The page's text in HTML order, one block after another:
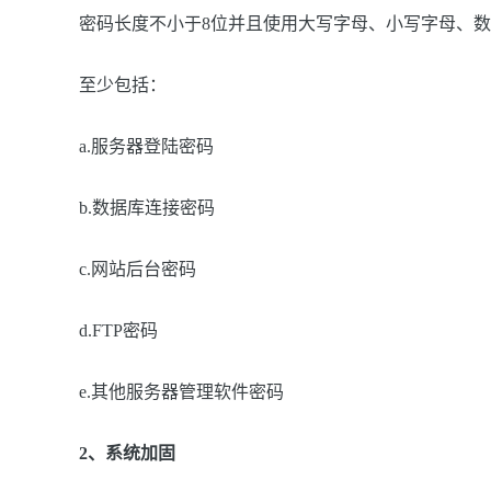
密码长度不小于8位并且使用大写字母、小写字母、
至少包括：
a.服务器登陆密码
b.数据库连接密码
c.网站后台密码
d.FTP密码
e.其他服务器管理软件密码
2、系统加固